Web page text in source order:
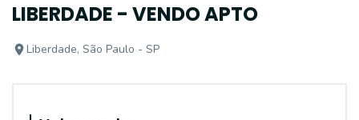
LIBERDADE - VENDO APTO
Liberdade, São Paulo - SP